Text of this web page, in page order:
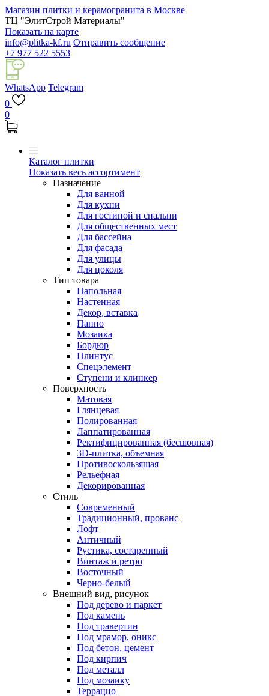
Магазин плитки и керамогранита в Москве
ТЦ "ЭлитСтрой Материалы"
Показать на карте
info@plitka-kf.ru Отправить сообщение
+7 977 522 5553
WhatsApp Telegram
0
0
Каталог плитки
Показать весь ассортимент
Назначение
Для ванной
Для кухни
Для гостиной и спальни
Для общественных мест
Для бассейна
Для фасада
Для улицы
Для цоколя
Тип товара
Напольная
Настенная
Декор, вставка
Панно
Мозаика
Бордюр
Плинтус
Спецэлемент
Ступени и клинкер
Поверхность
Матовая
Глянцевая
Полированная
Лаппатированная
Ректифицированная (бесшовная)
3D-плитка, объемная
Противоскользящая
Рельефная
Декорированная
Стиль
Современный
Традиционный, прованс
Лофт
Античный
Рустика, состаренный
Винтаж и ретро
Восточный
Черно-белый
Внешний вид, рисунок
Под дерево и паркет
Под камень
Под травертин
Под мрамор, оникс
Под бетон, цемент
Под кирпич
Под металл
Под мозаику
Терраццо